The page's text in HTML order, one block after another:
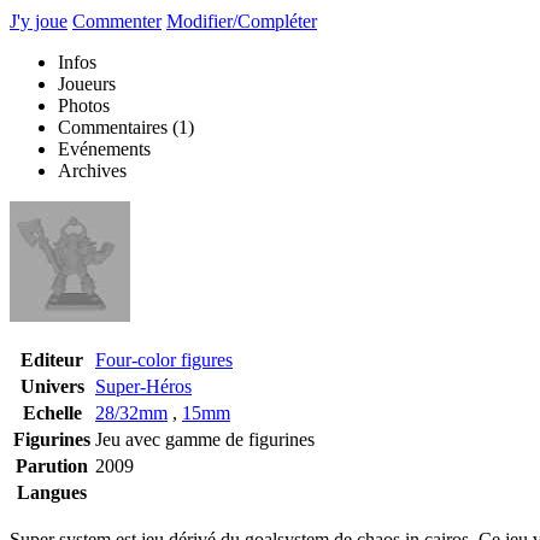
J'y joue Commenter Modifier/Compléter
Infos
Joueurs
Photos
Commentaires (1)
Evénements
Archives
Editeur Four-color figures
Univers
Super-Héros
Echelle
28/32mm , 15mm
Figurines Jeu avec gamme de figurines
Parution 2009
Langues